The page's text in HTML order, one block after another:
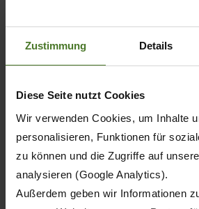
Zustimmung Details
Diese Seite nutzt Cookies
Wir verwenden Cookies, um Inhalte
personalisieren, Funktionen für
zu können und die Zugriffe auf
analysieren (Google Analytics).
Außerdem geben wir Informationen
jornadas de trabajo, alivia la
de picado.